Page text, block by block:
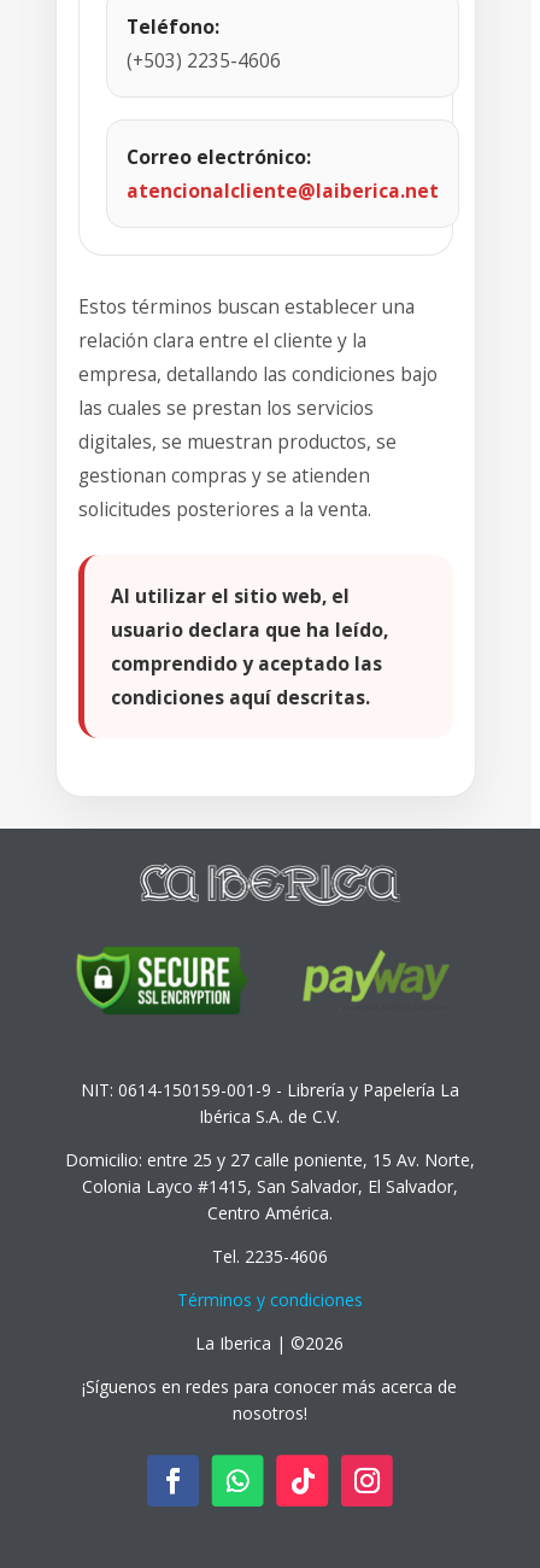
Teléfono:
(+503) 2235-4606
Correo electrónico:
atencionalcliente@laiberica.net
Estos términos buscan establecer una
relación clara entre el cliente y la
empresa, detallando las condiciones bajo
las cuales se prestan los servicios
digitales, se muestran productos, se
gestionan compras y se atienden
solicitudes posteriores a la venta.
Al utilizar el sitio web, el
usuario declara que ha leído,
comprendido y aceptado las
condiciones aquí descritas.
NIT: 0614-150159-001-9 - Librería y Papelería La
Ibérica S.A. de C.V.
Domicilio: entre 25 y 27 calle poniente, 15 Av. Norte,
Colonia Layco #1415, San Salvador, El Salvador,
Centro América.
Tel. 2235-4606
Términos y condiciones
La Iberica | ©2026
¡Síguenos en redes para conocer más acerca de
nosotros!